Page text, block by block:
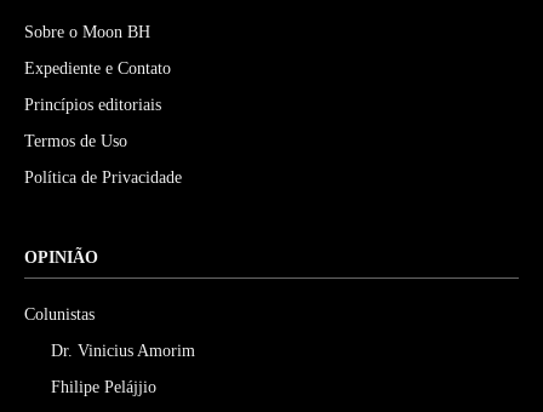
Sobre o Moon BH
Expediente e Contato
Princípios editoriais
Termos de Uso
Política de Privacidade
OPINIÃO
Colunistas
Dr. Vinicius Amorim
Fhilipe Pelájjio